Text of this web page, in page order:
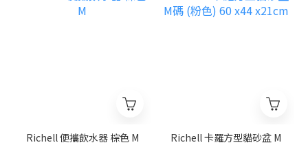
Richell 便攜飲水器 棕色 M
Richell 卡羅方型貓砂盆 M